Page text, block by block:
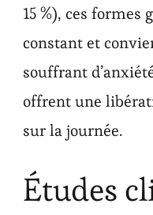
15 %), ces formes
constant et
souffrant
offrent une
sur la journée.
Études